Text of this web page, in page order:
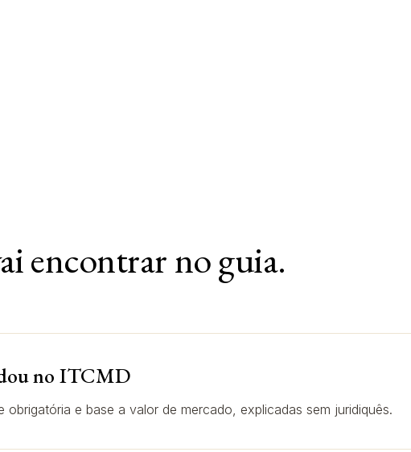
encontrar no guia.
no ITCMD
obrigatória e base a valor de mercado, explicadas sem juridiquês.